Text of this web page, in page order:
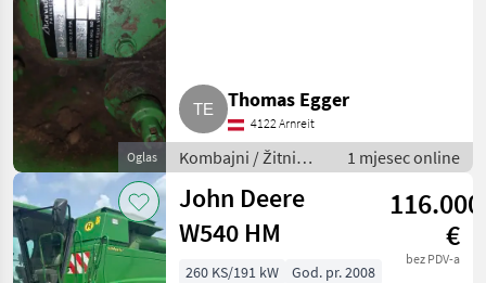
Oglas
Thomas Egger
4122 Arnreit
Kombajni / Žitni
kombajni (kombajni
za žito)
1 mjesec online
John Deere
W540 HM
116.000
€
bez PDV-a
260 KS/191 kW God. pr. 2008